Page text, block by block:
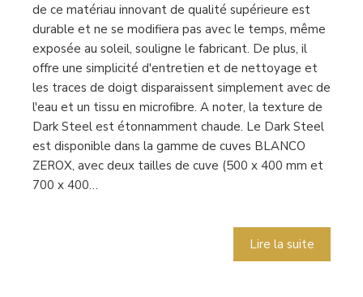
de ce matériau innovant de qualité supérieure est
durable et ne se modifiera pas avec le temps, même
exposée au soleil, souligne le fabricant. De plus, il
offre une simplicité d'entretien et de nettoyage et
les traces de doigt disparaissent simplement avec de
l'eau et un tissu en microfibre. A noter, la texture de
Dark Steel est étonnamment chaude. Le Dark Steel
est disponible dans la gamme de cuves BLANCO
ZEROX, avec deux tailles de cuve (500 x 400 mm et
700 x 400…
Lire la suite